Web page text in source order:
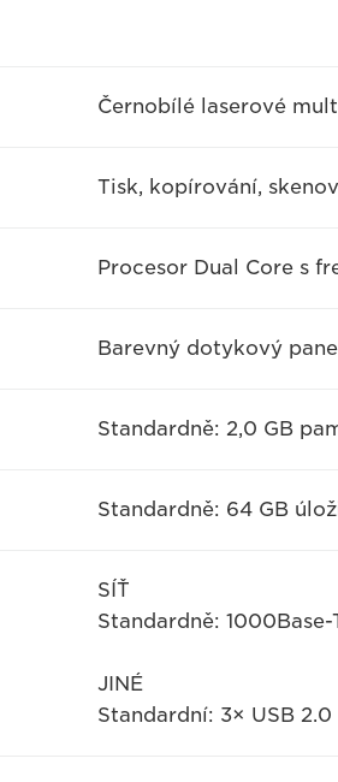
Černobílé laserové
Tisk, kopírování,
Procesor Dual Core s
Barevný dotykový
Standardně: 2,0 GB
Standardně: 64 GB
SÍŤ
Standardně:
JINÉ
Standardní: 3× USB